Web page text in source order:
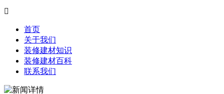

首页
关于我们
装修建材知识
装修建材百科
联系我们